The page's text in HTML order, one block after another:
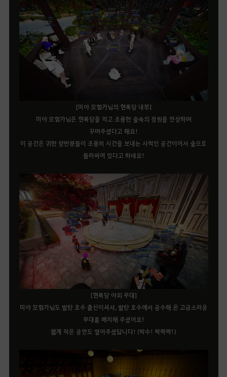
[미야 모험가님의 현록당 내부]
미야 모험가님은 현록당을 작고 조용한 숲속의 정원을 연상하며
꾸며주셨다고 해요!
이 공간은 귀한 양반분들이 조용히 시간을 보내는 사적인 공간이어서 숲으로
둘러싸여 있다고 하네요!
[현록당 야외 무대]
미야 모험가님도 발란 호수 출신이셔서, 발란 호수에서 공수해 온 고급스러운
무대를 배치해 주셨어요!
짧게 작은 공연도 열어주셨답니다! (박수! 짝짝짝!)